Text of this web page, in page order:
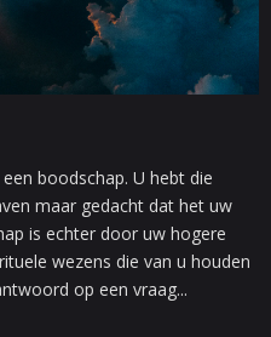
boodschap. U hebt die
maar gedacht dat het uw
is echter door uw hogere
wezens die van u houden
op een vraag...